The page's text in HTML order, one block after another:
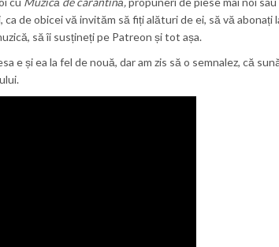
de obicei vă invităm să fiți alături de ei, să vă abonați
să îi susțineți pe Patreon și tot așa.
e și ea la fel de nouă, dar am zis să o semnalez, că